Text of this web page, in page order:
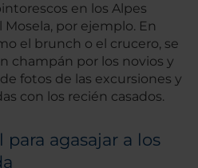
en los Alpes
Mosela, por ejemplo. En
el brunch o el crucero, se
champán por los novios y
fotos de las excursiones y
con los recién casados.
agasajar a los